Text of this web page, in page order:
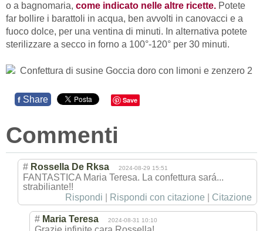
o a bagnomaria, come indicato nelle altre ricette. Potete
far bollire i barattoli in acqua, ben avvolti in canovacci e a
fuoco dolce, per una ventina di minuti. In alternativa potete
sterilizzare a secco in forno a 100°-120° per 30 minuti.
f Share Save
Commenti
# Rossella De Rksa 2024-08-29 15:51
FANTASTICA Maria Teresa. La confettura sará...
strabiliante!!
Rispondi
Rispondi con citazione Citazione
# Maria Teresa 2024-08-31 10:10